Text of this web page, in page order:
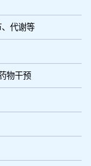
代谢等
物干预